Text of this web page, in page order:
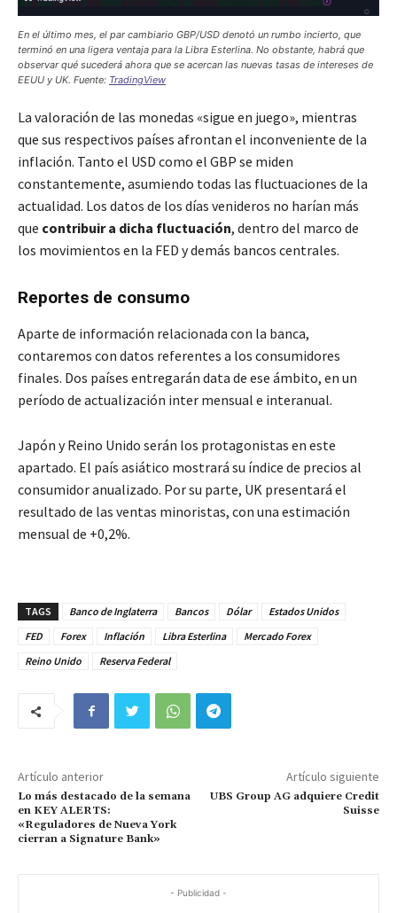
En el último mes, el par cambiario GBP/USD denotó un rumbo incierto, que
terminó en una ligera ventaja para la Libra Esterlina. No obstante, habrá que
observar qué sucederá ahora que se acercan las nuevas tasas de intereses de
EEUU y UK. Fuente: TradingView
La valoración de las monedas «sigue en juego», mientras
que sus respectivos países afrontan el inconveniente de la
inflación. Tanto el USD como el GBP se miden
constantemente, asumiendo todas las fluctuaciones de la
actualidad. Los datos de los días venideros no harían más
que contribuir a dicha fluctuación, dentro del marco de
los movimientos en la FED y demás bancos centrales.
Reportes de consumo
Aparte de información relacionada con la banca,
contaremos con datos referentes a los consumidores
finales. Dos países entregarán data de ese ámbito, en un
período de actualización inter mensual e interanual.
Japón y Reino Unido serán los protagonistas en este
apartado. El país asiático mostrará su índice de precios al
consumidor anualizado. Por su parte, UK presentará el
resultado de las ventas minoristas, con una estimación
mensual de +0,2%.
TAGS Banco de Inglaterra Bancos Dólar
Estados Unidos
FED
Forex Inflación Libra Esterlina
Mercado Forex
Reino Unido
Reserva Federal
Artículo anterior
Lo más destacado de la semana
en KEY ALERTS:
«Reguladores de Nueva York
cierran a Signature Bank»
Artículo siguiente
UBS Group AG adquiere Credit
Suisse
- Publicidad -